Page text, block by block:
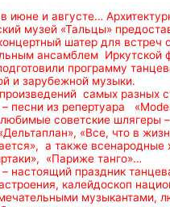
июне и августе…
музей «Тальцы»
шатер для встреч
ансамблем Иркутской
программу
и зарубежной музыки.
самых разных
песни из репертуара
советские шлягеры
«Все, что в
а также всенародные
«Париже танго»…
– настоящий праздник
калейдоскоп
музыкантами,